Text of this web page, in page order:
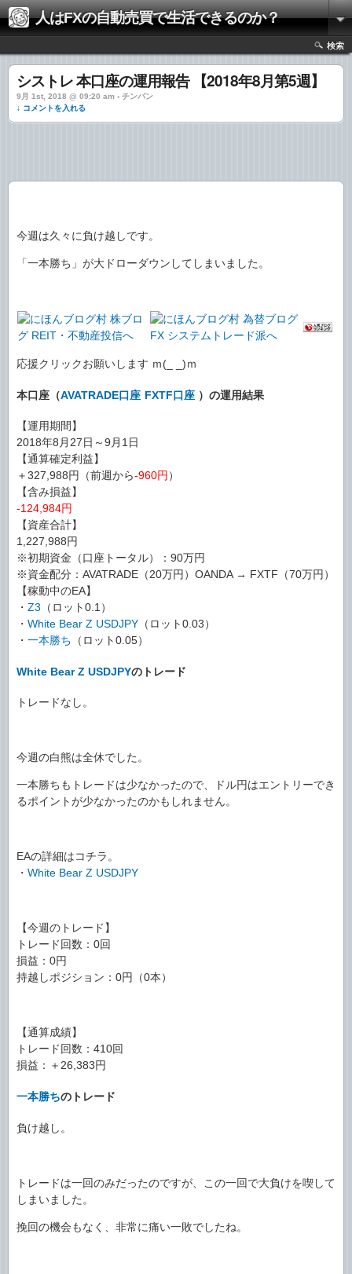
人はFXの自動売買で生活できるのか？
検索
シストレ 本口座の運用報告 【2018年8月第5週】
9月 1st, 2018 @ 09:20 am › チンパン
↓ コメントを入れる
今週は久々に負け越しです。
「一本勝ち」が大ドローダウンしてしまいました。
応援クリックお願いします ｍ(_ _)ｍ
本口座（AVATRADE口座 FXTF口座 ）の運用結果
【運用期間】
2018年8月27日～9月1日
【通算確定利益】
＋327,988円（前週から-960円 ）
【含み損益】
-124,984円
【資産合計】
1,227,988円
※初期資金（口座トータル）：90万円
※資金配分：AVATRADE（20万円）OANDA → FXTF（70万円）
【稼動中のEA】
・ Z3 （ロット0.1）
・ White Bear Z USDJPY （ロット0.03）
・ 一本勝ち （ロット0.05）
White Bear Z USDJPYのトレード
トレードなし。
今週の白熊は全休でした。
一本勝ちもトレードは少なかったので、ドル円はエントリーでき
るポイントが少なかったのかもしれません。
EAの詳細はコチラ。
・ White Bear Z USDJPY
【今週のトレード】
トレード回数：0回
損益：0円
持越しポジション：0円（0本）
【通算成績】
トレード回数：410回
損益：＋26,383円
一本勝ちのトレード
負け越し。
トレードは一回のみだったのですが、この一回で大負けを喫して
しまいました。
挽回の機会もなく、非常に痛い一敗でしたね。